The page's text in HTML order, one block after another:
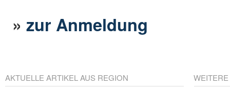
»zur Anmeldung
AKTUELLE ARTIKEL AUS REGION